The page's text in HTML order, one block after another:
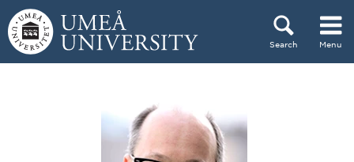
Skip to content
Search Menu